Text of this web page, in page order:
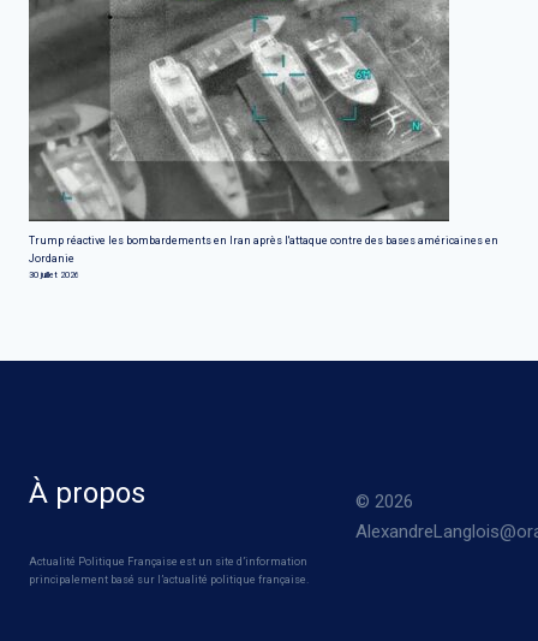
Trump réactive les bombardements en Iran après l'attaque contre des bases américaines en
Jordanie
30 juillet 2026
À propos
Actualité Politique Française est un site d’information
principalement basé sur l’actualité politique française.
© 2026